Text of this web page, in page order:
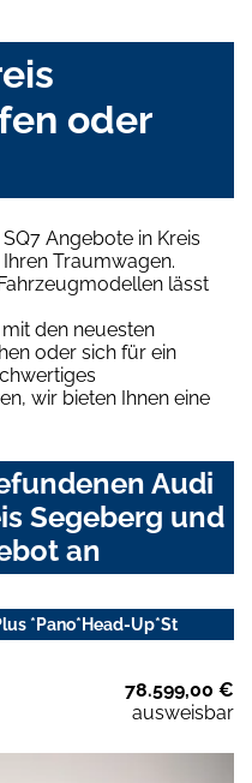
oder
Angebote in Kreis
Traumwagen.
lässt
den neuesten
oder sich für ein
wir bieten Ihnen eine
Audi
Segeberg und
an
*Pano*Head-Up*St
78.599,00 €
ausweisbar